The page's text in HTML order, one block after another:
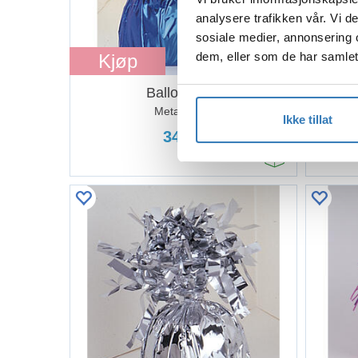
analysere trafikken vår. Vi
sosiale medier,
dem, eller som de har
Ikke tillat
Kjøp
Ballongvekt
Metallic Blå
34,00